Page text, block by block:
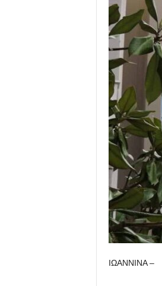
ΙΩΑΝΝΙΝΑ –